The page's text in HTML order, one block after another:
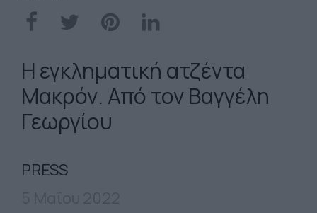
H εγκληματική ατζέντα
Μακρόν. Από τον Βαγγέλη
Γεωργίου
PRESS